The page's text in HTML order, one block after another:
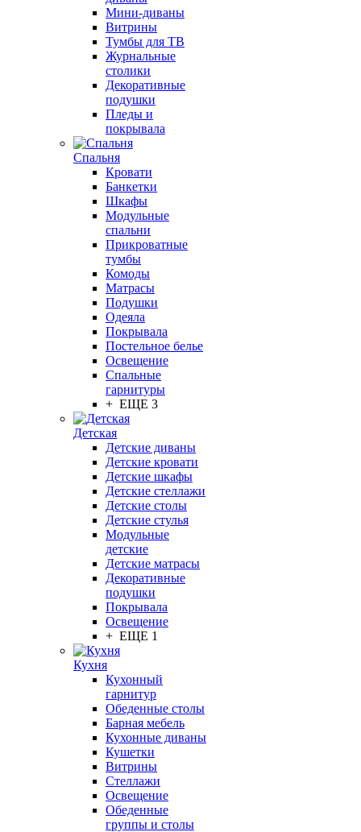
Мини-диваны
Витрины
Тумбы для ТВ
Журнальные
столики
Декоративные
подушки
Пледы и
покрывала
Спальня
Кровати
Банкетки
Шкафы
Модульные
спальни
Прикроватные
тумбы
Комоды
Матрасы
Подушки
Одеяла
Покрывала
Постельное белье
Освещение
Спальные
гарнитуры
+ ЕЩЕ 3
Детская
Детские диваны
Детские кровати
Детские шкафы
Детские стеллажи
Детские столы
Детские стулья
Модульные
детские
Детские матрасы
Декоративные
подушки
Покрывала
Освещение
+ ЕЩЕ 1
Кухня
Кухонный
гарнитур
Обеденные столы
Барная мебель
Кухонные диваны
Кушетки
Витрины
Стеллажи
Освещение
Обеденные
группы и столы